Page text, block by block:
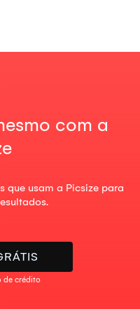
com a
que usam a Picsize para
de crédito